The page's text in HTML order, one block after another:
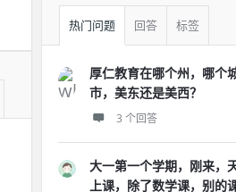
热门问题 回答 标签
厚仁教育在哪个州，哪个
市，美东还是美西？
3 个回答
大一第一个学期，刚来，
上课，除了数学课，别的